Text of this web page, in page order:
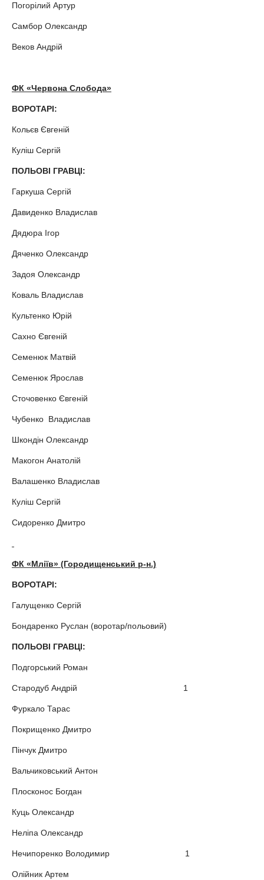
Погорілий Артур
Самбор Олександр
Веков Андрій
ФК «Червона Слобода»
ВОРОТАРІ:
Кольєв Євгеній
Куліш Сергій
ПОЛЬОВІ ГРАВЦІ:
Гаркуша Сергій
Давиденко Владислав
Дядюра Ігор
Дяченко Олександр
Задоя Олександр
Коваль Владислав
Культенко Юрій
Сахно Євгеній
Семенюк Матвій
Семенюк Ярослав
Сточовенко Євгеній
Чубенко Владислав
Шкондін Олександр
Макогон Анатолій
Валашенко Владислав
Куліш Сергій
Сидоренко Дмитро
ФК «Мліїв» (Городищенський р-н.)
ВОРОТАРІ:
Галущенко Сергій
Бондаренко Руслан (воротар/польовий)
ПОЛЬОВІ ГРАВЦІ:
Подгорський Роман
Стародуб Андрій 1
Фуркало Тарас
Покрищенко Дмитро
Пінчук Дмитро
Вальчиковський Антон
Плосконос Богдан
Куць Олександр
Неліпа Олександр
Нечипоренко Володимир 1
Олійник Артем